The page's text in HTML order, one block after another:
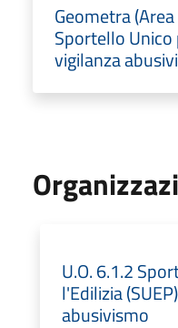
Geometra
Sportello Unico
vigilanza
U.O. 6.1.2
l'Edilizia
abusivismo